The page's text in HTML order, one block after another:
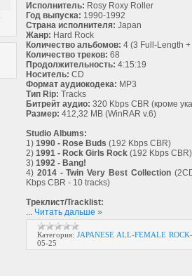
Исполнитель: Rosy Roxy Roller
Год выпуска: 1990-1992
Страна исполнителя: Japan
Жанр: Hard Rock
Количество альбомов: 4 (3 Full-Length
Количество треков: 68
Продолжительность: 4:15:19
Носитель: CD
Формат аудиокодека: MP3
Тип Rip: Tracks
Битрейт аудио: 320 Kbps CBR (кроме
Размер: 412,32 MB (WinRAR v.6)
Studio Albums:
1) 1990 - Rose Buds (192 Kbps CBR)
2) 1991 - Rock Girls Rock (192 Kbps CBR)
3) 1992 - Bang!
4) 2014 - Twin Very Best Collection
Kbps CBR - 10 tracks)
Треклист/Tracklist:
... Читать дальше »
Категория: JAPANESE ALL-FEMALE
05-25